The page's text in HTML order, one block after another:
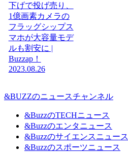
下げで投げ売り、
1億画素カメラの
フラッグシップス
マホが大容量モデ
ルも割安に |
Buzzap！
2023.08.26
&BUZZのニュースチャンネル
&BuzzのTECHニュース
&Buzzのエンタニュース
&Buzzのサイエンスニュース
&Buzzのスポーツニュース